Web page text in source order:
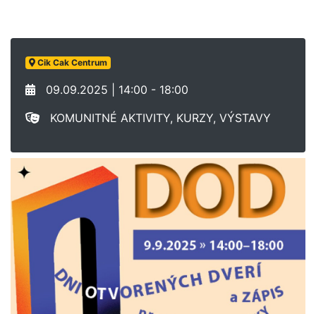
Cik Cak Centrum
09.09.2025 | 14:00 - 18:00
KOMUNITNÉ AKTIVITY, KURZY, VÝSTAVY